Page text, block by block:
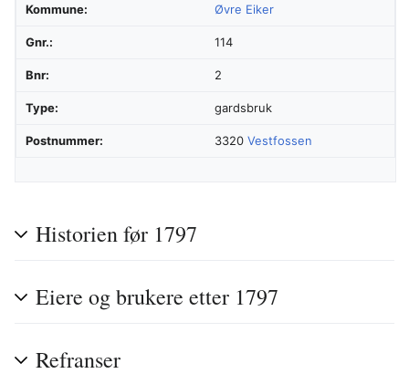
Kommune: Øvre Eiker
Gnr.: 114
Bnr: 2
Type: gardsbruk
Postnummer: 3320 Vestfossen
Historien før 1797
Eiere og brukere etter 1797
Refranser